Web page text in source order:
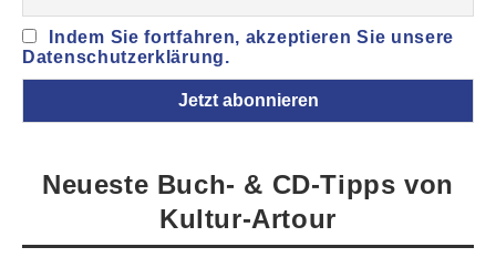
Indem Sie fortfahren, akzeptieren Sie unsere
Datenschutzerklärung.
Neueste Buch- & CD-Tipps von
Kultur-Artour